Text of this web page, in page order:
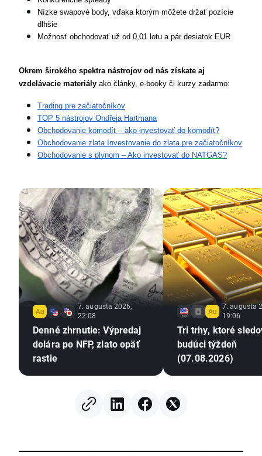
Nízke swapové body, vďaka ktorým môžete držať pozície
dlhšie
Možnosť obchodovať už od 0,01 lotu a pár desiatok EUR
Okrem širokého spektra nástrojov od nás získate aj
vzdelávacie materiály ako články, e-booky či kurzy zadarmo:
Trading pre začiatočníkov
TOP 5 nástrojov Ondřeja Hartmana
Obchodovanie komodít – ako investovať do komodít?
Obchodovanie zlata Investovanie do zlata pre začiatočníkov
Obchodovanie s plynom – Ako investovať do NATGAS?
7. augusta 2026,
22:08
Denné zhrnutie: Výpredaj
dolára po NFP, zlato opäť
rastie
7. augusta
19:06
Tri trhy, ktoré
budúci týždeň
(07.08.2026)